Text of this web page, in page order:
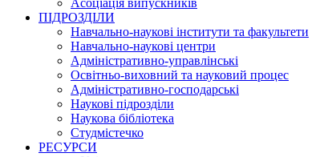
Асоціація випускників
ПІДРОЗДІЛИ
Навчально-наукові інститути та факультети
Навчально-наукові центри
Адміністративно-управлінські
Освітньо-виховний та науковий процес
Адміністративно-господарські
Наукові підрозділи
Наукова бібліотека
Студмістечко
РЕСУРСИ